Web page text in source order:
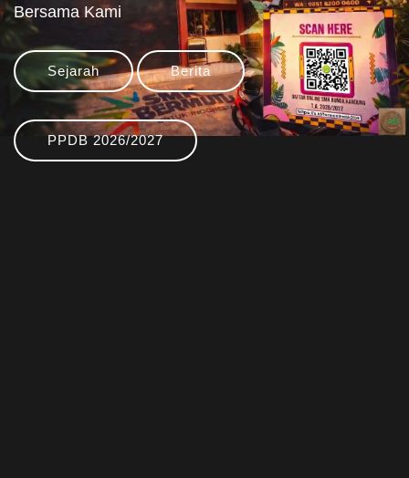
Bersama Kami
Sejarah Berita
PPDB 2026/2027